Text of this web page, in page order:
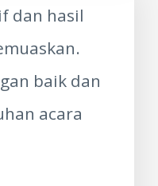
dan hasil
baik dan
acara